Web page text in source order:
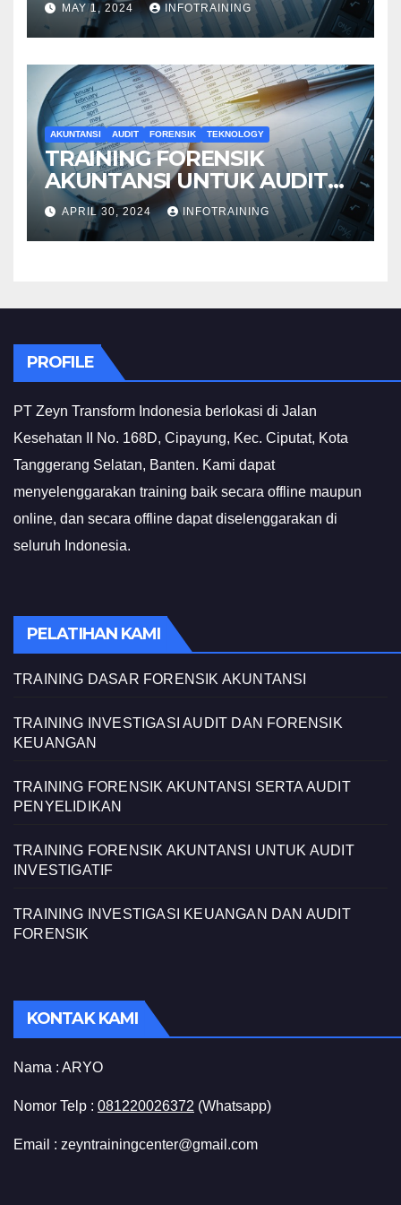
MAY 1, 2024 INFOTRAINING
AKUNTANSI AUDIT FORENSIK TEKNOLOGY
TRAINING FORENSIK
AKUNTANSI UNTUK AUDIT
INVESTIGATIF
APRIL 30, 2024 INFOTRAINING
PROFILE
PT Zeyn Transform Indonesia berlokasi di Jalan
Kesehatan II No. 168D, Cipayung, Kec. Ciputat, Kota
Tanggerang Selatan, Banten. Kami dapat
menyelenggarakan training baik secara offline maupun
online, dan secara offline dapat diselenggarakan di
seluruh Indonesia.
PELATIHAN KAMI
TRAINING DASAR FORENSIK AKUNTANSI
TRAINING INVESTIGASI AUDIT DAN FORENSIK
KEUANGAN
TRAINING FORENSIK AKUNTANSI SERTA AUDIT
PENYELIDIKAN
TRAINING FORENSIK AKUNTANSI UNTUK AUDIT
INVESTIGATIF
TRAINING INVESTIGASI KEUANGAN DAN AUDIT
FORENSIK
KONTAK KAMI
Nama : ARYO
Nomor Telp : 081220026372 (Whatsapp)
Email : zeyntrainingcenter@gmail.com